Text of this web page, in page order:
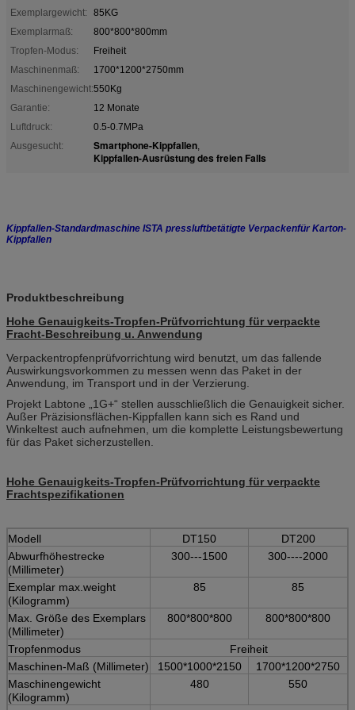
Exemplargewicht:
85KG
Exemplarmaß:
800*800*800mm
Tropfen-Modus:
Freiheit
Maschinenmaß:
1700*1200*2750mm
Maschinengewicht:550Kg
Garantie:
12 Monate
Luftdruck:
0.5-0.7MPa
Ausgesucht:
Smartphone-Kippfallen,
Kippfallen-Ausrüstung des freien Falls
Kippfallen-Standardmaschine ISTA pressluftbetätigte Verpackenfür Karton-
Kippfallen
Produktbeschreibung
Hohe Genauigkeits-Tropfen-Prüfvorrichtung für verpackte
Fracht-Beschreibung u. Anwendung
Verpackentropfenprüfvorrichtung wird benutzt, um das fallende
Auswirkungsvorkommen zu messen wenn das Paket in der
Anwendung, im Transport und in der Verzierung.
Projekt Labtone „1G+“ stellen ausschließlich die Genauigkeit sicher.
Außer Präzisionsflächen-Kippfallen kann sich es Rand und
Winkeltest auch aufnehmen, um die komplette Leistungsbewertung
für das Paket sicherzustellen.
Hohe Genauigkeits-Tropfen-Prüfvorrichtung für verpackte
Frachtspezifikationen
Modell DT150
DT200
Abwurfhöhestrecke
(Millimeter)
300---1500 300----2000
Exemplar max.weight
(Kilogramm)
85 85
Max. Größe des Exemplars
(Millimeter)
800*800*800 800*800*800
Tropfenmodus
Freiheit
Maschinen-Maß (Millimeter)
1500*1000*2150
1700*1200*2750
Maschinengewicht
(Kilogramm)
480 550